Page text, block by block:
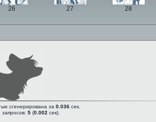
26 27 28
сгенерирована за 0.036 сек.
5 (0.002 сек).